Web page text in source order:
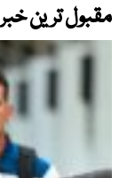
مقبول ترین